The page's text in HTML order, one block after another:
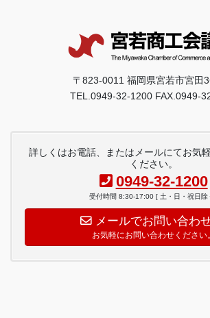
〒823-0011 福岡県宮若市宮田
TEL.0949-32-1200 FAX.0949-
詳しくはお電話、またはメールにてお気
ください。
0949-32-1200
受付時間 8:30-17:00 [ 土・日・祝日除
メールでお問い合わ
お気軽にお問い合わせください。